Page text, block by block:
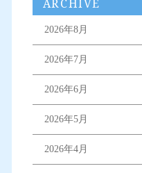
ARCHIVE
2026年8月
2026年7月
2026年6月
2026年5月
2026年4月